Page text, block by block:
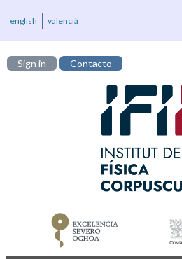
english valencià
Sign in Contacto